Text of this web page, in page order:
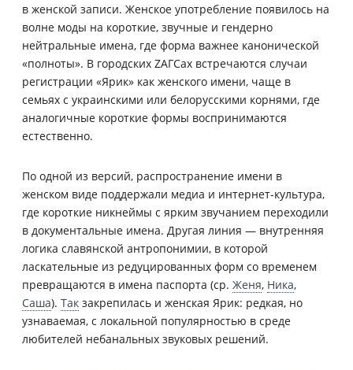
в женской записи. Женское употребление появилось на
волне моды на короткие, звучные и гендерно
нейтральные имена, где форма важнее канонической
«полноты». В городских ZАГСах встречаются случаи
регистрации «Ярик» как женского имени, чаще в
семьях с украинскими или белорусскими корнями, где
аналогичные короткие формы воспринимаются
естественно.
По одной из версий, распространение имени в
женском виде поддержали медиа и интернет-культура,
где короткие никнеймы с ярким звучанием переходили
в документальные имена. Другая линия — внутренняя
логика славянской антропонимии, в которой
ласкательные из редуцированных форм со временем
превращаются в имена паспорта (ср. Женя, Ника,
Саша). Так закрепилась и женская Ярик: редкая, но
узнаваемая, с локальной популярностью в среде
любителей небанальных звуковых решений.